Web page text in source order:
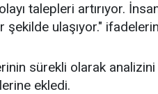
talepleri artırıyor.
şekilde ulaşıyor."
sürekli olarak
ekledi.